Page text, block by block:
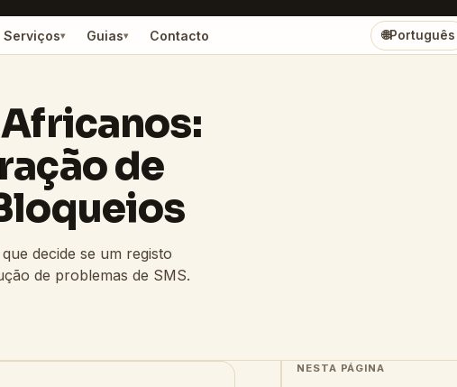
Serviços▾ Guias▾ Contacto 🌐Português
de
decide se um registo
de problemas de SMS.
NESTA PÁGINA